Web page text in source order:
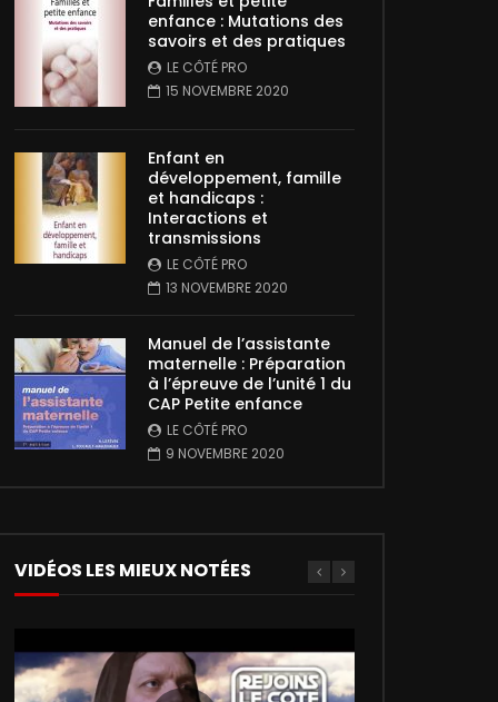
enfance : Mutations des
savoirs et des pratiques
LE CÔTÉ PRO
15 NOVEMBRE 2020
Enfant en
développement, famille
et handicaps :
Interactions et
transmissions
LE CÔTÉ PRO
13 NOVEMBRE 2020
Manuel de l’assistante
maternelle : Préparation
à l’épreuve de l’unité 1 du
CAP Petite enfance
LE CÔTÉ PRO
9 NOVEMBRE 2020
VIDÉOS LES MIEUX NOTÉES